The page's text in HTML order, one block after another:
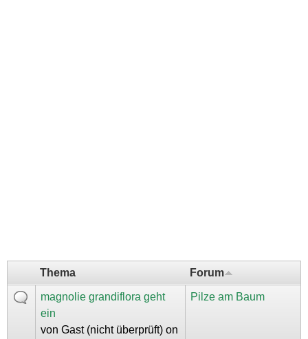
Thema Forum
magnolie grandiflora geht
ein
von Gast (nicht überprüft) on
Pilze am Baum